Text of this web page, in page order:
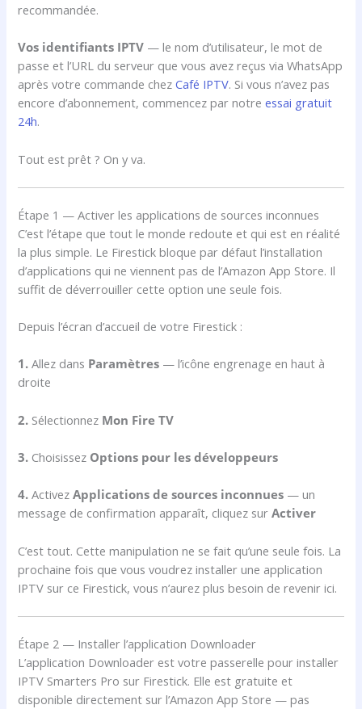
recommandée.
Vos identifiants IPTV — le nom d’utilisateur, le mot de
passe et l’URL du serveur que vous avez reçus via WhatsApp
après votre commande chezCafé IPTV. Si vous n’avez pas
encore d’abonnement, commencez par notreessai gratuit
24h.
Tout est prêt ? On y va.
Étape 1 — Activer les applications de sources inconnues
C’est l’étape que tout le monde redoute et qui est en réalité
la plus simple. Le Firestick bloque par défaut l’installation
d’applications qui ne viennent pas de l’Amazon App Store. Il
suffit de déverrouiller cette option une seule fois.
Depuis l’écran d’accueil de votre Firestick :
1. Allez dans Paramètres — l’icône engrenage en haut à
droite
2. Sélectionnez Mon Fire TV
3. Choisissez Options pour les développeurs
4. ActivezApplications de sources inconnues — un
message de confirmation apparaît, cliquez surActiver
C’est tout. Cette manipulation ne se fait qu’une seule fois. La
prochaine fois que vous voudrez installer une application
IPTV sur ce Firestick, vous n’aurez plus besoin de revenir ici.
Étape 2 — Installer l’application Downloader
L’application Downloader est votre passerelle pour installer
IPTV Smarters Pro sur Firestick. Elle est gratuite et
disponible directement sur l’Amazon App Store — pas